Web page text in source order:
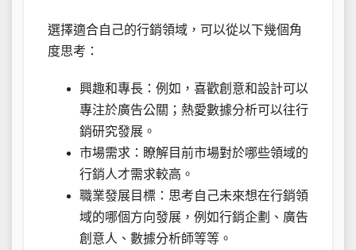
選擇適合自己的行銷領域，可以從以下幾個角
度思考：
興趣和專長：例如，喜歡創意和設計可以
專注於廣告公關；熱愛數據分析可以往行
銷研究發展。
市場需求：瞭解目前市場對於哪些領域的
行銷人才需求較高。
職業發展目標：思考自己未來想在行銷領
域的哪個方向發展，例如行銷企劃、廣告
創意人、數據分析師等等。